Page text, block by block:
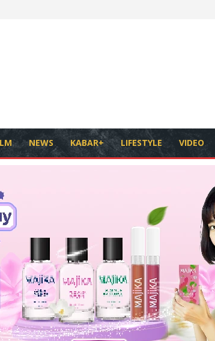
NEWS KABAR+ LIFESTYLE VIDEO